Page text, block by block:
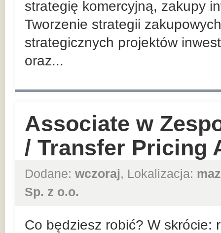
strategię komercyjną, zakupy
Tworzenie strategii
strategicznych projektów
oraz...
Associate w
/ Transfer Pricing
Dodane: wczoraj, Lokalizacja:
Sp. z o.o.
Co będziesz robić? W skrócie: